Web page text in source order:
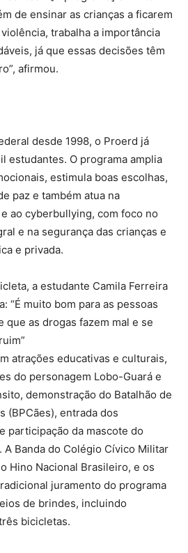
de ensinar as crianças a ficarem
trabalha a importância
já que essas decisões têm
afirmou.
desde 1998, o Proerd já
estudantes. O programa amplia
estimula boas escolhas,
paz e também atua na
ao cyberbullying, com foco no
e na segurança das crianças e
e privada.
a estudante Camila Ferreira
“É muito bom para as pessoas
que as drogas fazem mal e se
atrações educativas e culturais,
do personagem Lobo-Guará e
demonstração do Batalhão de
(BPCães), entrada dos
participação da mascote do
A Banda do Colégio Cívico Militar
Hino Nacional Brasileiro, e os
juramento do programa
de brindes, incluindo
bicicletas.